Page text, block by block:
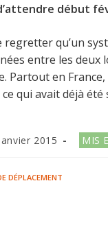
début
qu’un
entre les deux
Partout en
qui avait déjà été
2015
Post
MIS
DÉPLACEMENT